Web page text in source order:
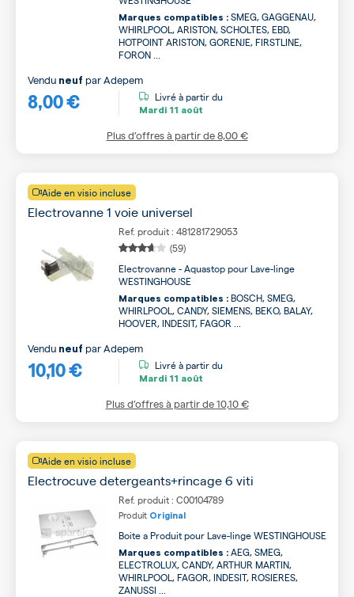
Marques compatibles : SMEG, GAGGENAU,
WHIRLPOOL, ARISTON, SCHOLTES, EBD,
HOTPOINT ARISTON, GORENJE, FIRSTLINE,
FORON ...
8,00 €
Vendu neuf parAdepem
Livré à partir du
Mardi 11 août
Plus d’offres à partir de8,00 €
Aide en visio incluse
Electrovanne 1 voie universel
Ref. produit : 481281729053
(59)
Electrovanne - Aquastop pour Lave-linge
WESTINGHOUSE
Marques compatibles : BOSCH, SMEG,
WHIRLPOOL, CANDY, SIEMENS, BEKO, BALAY,
HOOVER, INDESIT, FAGOR ...
10,10 €
Vendu neuf parAdepem
Livré à partir du
Mardi 11 août
Plus d’offres à partir de10,10 €
Aide en visio incluse
Electrocuve detergeants+rincage 6 viti
Ref. produit : C00104789
Produit Original
Boite a Produit pour Lave-linge WESTINGHOUSE
Marques compatibles : AEG, SMEG,
ELECTROLUX, CANDY, ARTHUR MARTIN,
WHIRLPOOL, FAGOR, INDESIT, ROSIERES,
ZANUSSI ...